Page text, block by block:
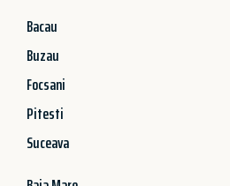
Bacau
Buzau
Focsani
Pitesti
Suceava